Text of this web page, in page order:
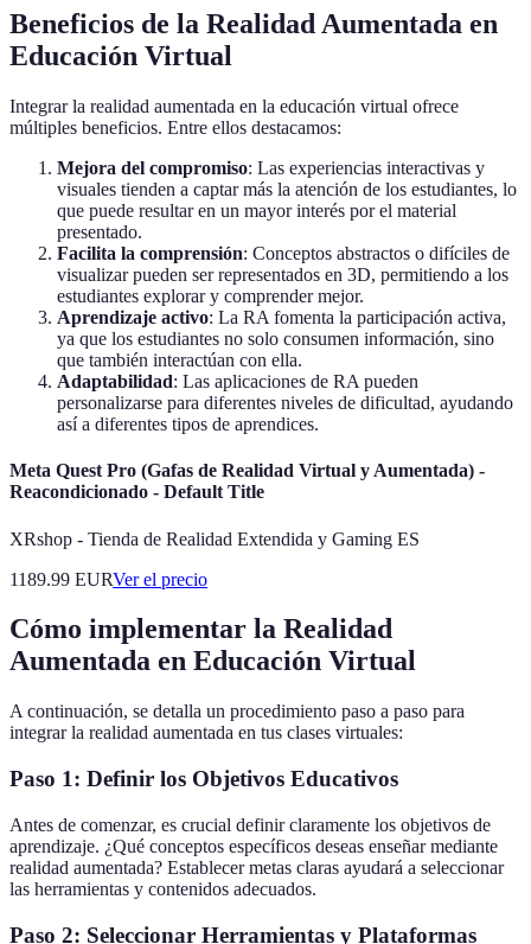
Beneficios de la Realidad Aumentada en
Educación Virtual
Integrar la realidad aumentada en la educación virtual ofrece
múltiples beneficios. Entre ellos destacamos:
Mejora del compromiso: Las experiencias interactivas y
visuales tienden a captar más la atención de los estudiantes, lo
que puede resultar en un mayor interés por el material
presentado.
Facilita la comprensión: Conceptos abstractos o difíciles de
visualizar pueden ser representados en 3D, permitiendo a los
estudiantes explorar y comprender mejor.
Aprendizaje activo: La RA fomenta la participación activa,
ya que los estudiantes no solo consumen información, sino
que también interactúan con ella.
Adaptabilidad: Las aplicaciones de RA pueden
personalizarse para diferentes niveles de dificultad, ayudando
así a diferentes tipos de aprendices.
Meta Quest Pro (Gafas de Realidad Virtual y Aumentada) -
Reacondicionado - Default Title
XRshop - Tienda de Realidad Extendida y Gaming ES
1189.99 EURVer el precio
Cómo implementar la Realidad
Aumentada en Educación Virtual
A continuación, se detalla un procedimiento paso a paso para
integrar la realidad aumentada en tus clases virtuales:
Paso 1: Definir los Objetivos Educativos
Antes de comenzar, es crucial definir claramente los objetivos de
aprendizaje. ¿Qué conceptos específicos deseas enseñar mediante
realidad aumentada? Establecer metas claras ayudará a seleccionar
las herramientas y contenidos adecuados.
Paso 2: Seleccionar Herramientas y Plataformas